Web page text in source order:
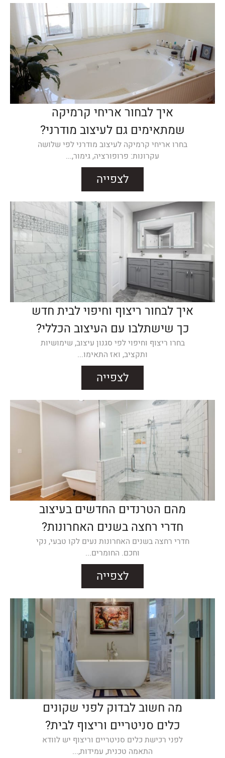
איך לבחור אריחי קרמיקה
שמתאימים גם לעיצוב מודרני?
בחרו אריחי קרמיקה לעיצוב מודרני לפי שלושה
עקרונות: פרופורציה, גימור,...
לצפייה
איך לבחור ריצוף וחיפוי לבית חדש
כך שישתלבו עם העיצוב הכללי?
בחרו ריצוף וחיפוי לפי סגנון עיצוב, שימושיות
ותקציב, ואז התאימו...
לצפייה
מהם הטרנדים החדשים בעיצוב
חדרי רחצה בשנים האחרונות?
חדרי רחצה בשנים האחרונות נעים לקו טבעי, נקי
וחכם. החומרים...
לצפייה
מה חשוב לבדוק לפני שקונים
כלים סניטריים וריצוף לבית?
לפני רכישת כלים סניטריים וריצוף יש לוודא
התאמה טכנית, עמידות,...